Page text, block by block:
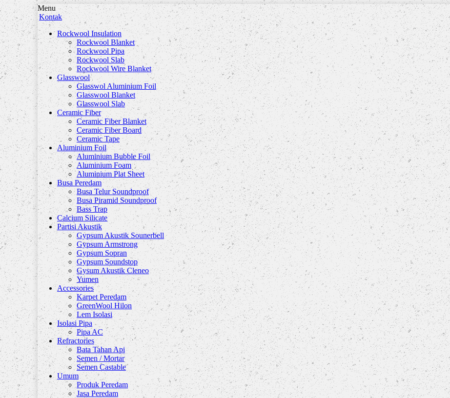
Menu
Kontak
Rockwool Insulation
Rockwool Blanket
Rockwool Pipa
Rockwool Slab
Rockwool Wire Blanket
Glasswool
Glasswol Aluminium Foil
Glasswool Blanket
Glasswool Slab
Ceramic Fiber
Ceramic Fiber Blanket
Ceramic Fiber Board
Ceramic Tape
Aluminium Foil
Aluminium Bubble Foil
Aluminium Foam
Aluminium Plat Sheet
Busa Peredam
Busa Telur Soundproof
Busa Piramid Soundproof
Bass Trap
Calcium Silicate
Partisi Akustik
Gypsum Akustik Sounerbell
Gypsum Armstrong
Gypsum Sopran
Gypsum Soundstop
Gysum Akustik Cleneo
Yumen
Accessories
Karpet Peredam
GreenWool Hilon
Lem Isolasi
Isolasi Pipa
Pipa AC
Refractories
Bata Tahan Api
Semen / Mortar
Semen Castable
Umum
Produk Peredam
Jasa Peredam